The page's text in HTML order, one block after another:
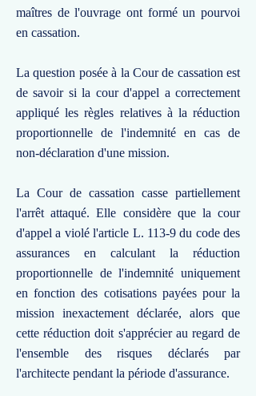
maîtres de l'ouvrage ont formé un pourvoi
en cassation.
La question posée à la Cour de cassation est
de savoir si la cour d'appel a correctement
appliqué les règles relatives à la réduction
proportionnelle de l'indemnité en cas de
non-déclaration d'une mission.
La Cour de cassation casse partiellement
l'arrêt attaqué. Elle considère que la cour
d'appel a violé l'article L. 113-9 du code des
assurances en calculant la réduction
proportionnelle de l'indemnité uniquement
en fonction des cotisations payées pour la
mission inexactement déclarée, alors que
cette réduction doit s'apprécier au regard de
l'ensemble des risques déclarés par
l'architecte pendant la période d'assurance.